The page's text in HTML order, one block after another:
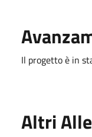
Il progetto è in
Altri